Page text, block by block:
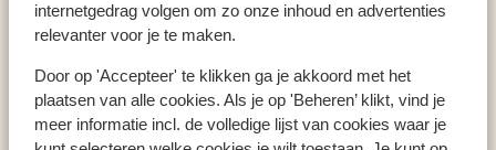
internetgedrag volgen om zo onze inhoud en advertenties
relevanter voor je te maken.
Door op 'Accepteer' te klikken ga je akkoord met het
plaatsen van alle cookies. Als je op 'Beheren’ klikt, vind je
meer informatie incl. de volledige lijst van cookies waar je
Spanje
Griekenland
Egypte